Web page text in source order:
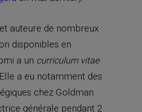
auteure de nombreux
disponibles en
a un curriculum vitae
a eu notamment des
chez Goldman
générale pendant 2